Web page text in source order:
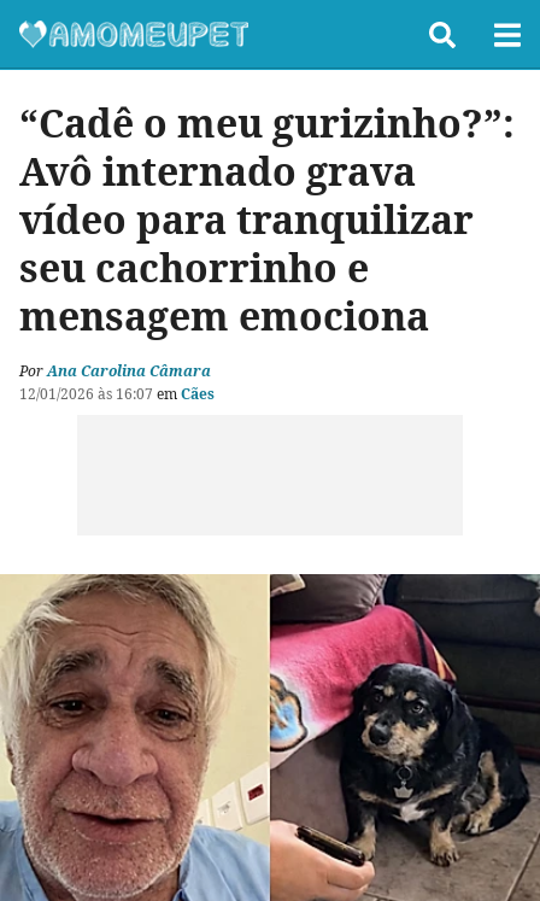
“Cadê o meu gurizinho?”:
Avô internado grava
vídeo para tranquilizar
seu cachorrinho e
mensagem emociona
PorAna Carolina Câmara
12/01/2026 às 16:07 emCães